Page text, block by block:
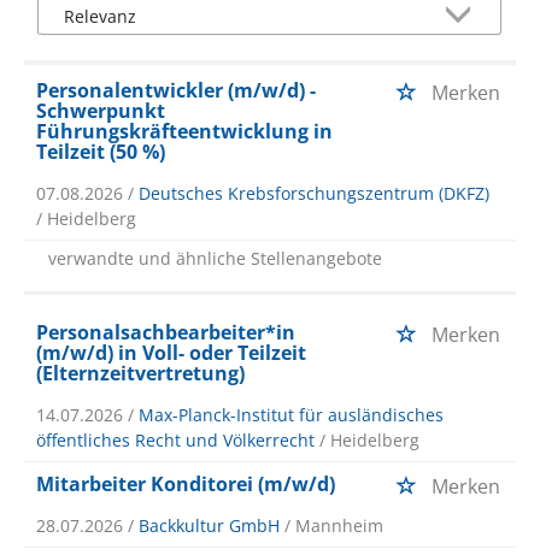
Personalentwickler (m/w/d) -
Schwerpunkt
Führungskräfteentwicklung in
Teilzeit (50 %)
Merken
07.08.2026 / Deutsches Krebsforschungszentrum (DKFZ)
/ Heidelberg
verwandte und ähnliche Stellenangebote
Personalsachbearbeiter*in
(m/w/d) in Voll- oder Teilzeit
(Elternzeitvertretung)
Merken
14.07.2026 / Max-Planck-Institut für ausländisches
öffentliches Recht und Völkerrecht / Heidelberg
Mitarbeiter Konditorei (m/w/d) Merken
28.07.2026 / Backkultur GmbH / Mannheim